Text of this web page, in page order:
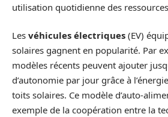
utilisation quotidienne des
Les véhicules électriques (EV)
solaires gagnent en popularité. Par
modèles récents peuvent ajouter
d’autonomie par jour grâce à
toits solaires. Ce modèle d’auto-
exemple de la coopération entre la